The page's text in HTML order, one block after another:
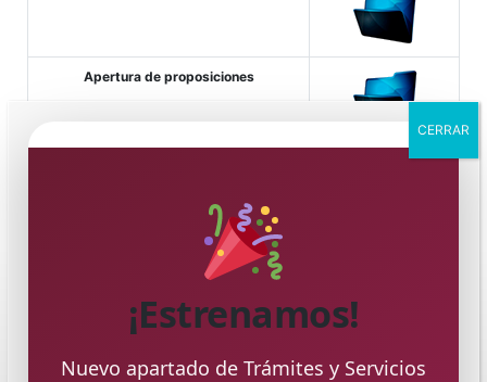
Apertura de proposiciones
¡Estrenamos!
Nuevo apartado de Trámites y Servicios
CERRAR